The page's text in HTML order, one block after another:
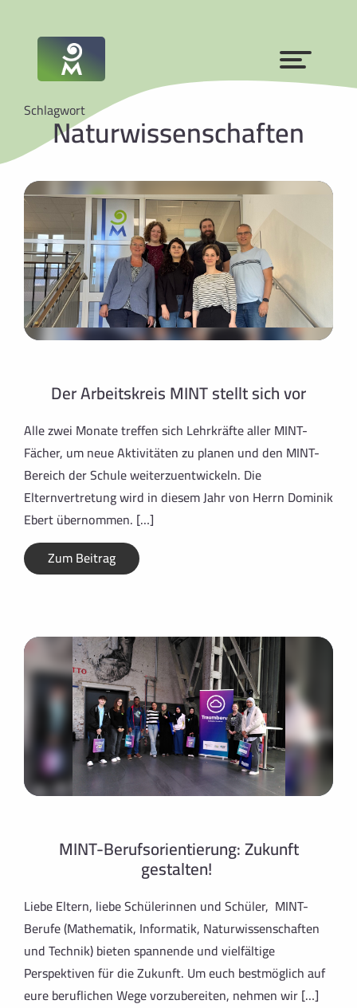
Schlagwort
Naturwissenschaften
Der Arbeitskreis MINT stellt sich vor
Alle zwei Monate treffen sich Lehrkräfte aller MINT-
Fächer, um neue Aktivitäten zu planen und den MINT-
Bereich der Schule weiterzuentwickeln. Die
Elternvertretung wird in diesem Jahr von Herrn Dominik
Ebert übernommen. […]
Zum Beitrag
MINT-Berufsorientierung: Zukunft
gestalten!
Liebe Eltern, liebe Schülerinnen und Schüler, MINT-
Berufe (Mathematik, Informatik, Naturwissenschaften
und Technik) bieten spannende und vielfältige
Perspektiven für die Zukunft. Um euch bestmöglich auf
eure beruflichen Wege vorzubereiten, nehmen wir […]